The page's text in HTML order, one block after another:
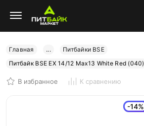
Главная ...
Питбайки BSE
Питбайк BSE EX 14/12 Max13 White Red (040)
В избранное К сравнению
-14%